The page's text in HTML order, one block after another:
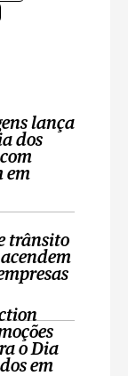
lança
dos
em
trânsito
o Dia
em